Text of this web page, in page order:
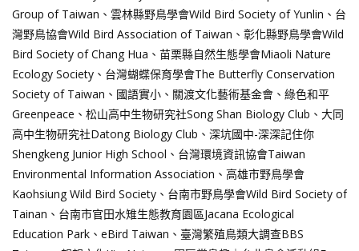
Group of Taiwan、雲林縣野鳥學會Wild Bird Society of Yunlin、台
灣野鳥協會Wild Bird Association of Taiwan、彰化縣野鳥學會Wild
Bird Society of Chang Hua、苗栗縣自然生態學會Miaoli Nature
Ecology Society、台灣蝴蝶保育學會The Butterfly Conservation
Society of Taiwan、國語實小、關渡文化藝術基金會、綠色和平
Greenpeace、松山高中生物研究社Song Shan Biology Club、大同
高中生物研究社Datong Biology Club、深坑國中-深深記住你
Shengkeng Junior High School、台灣環境資訊協會Taiwan
Environmental Information Association、高雄市野鳥學會
Kaohsiung Wild Bird Society、台南市野鳥學會Wild Bird Society of
Tainan、台南市官田水雉生態教育園區Jacana Ecological
Education Park、eBird Taiwan、臺灣繁殖鳥類大調查BBS